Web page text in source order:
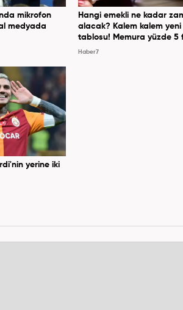
mikrofon
medyada
Hangi emekli ne kadar
alacak? Kalem kalem
tablosu! Memura yüzde 5
Haber7
yerine iki